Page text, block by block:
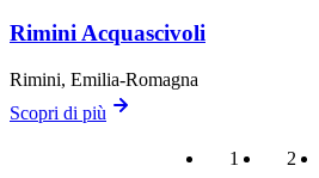
Rimini Acquascivoli
Rimini, Emilia-Romagna
Scopri di più
1 2